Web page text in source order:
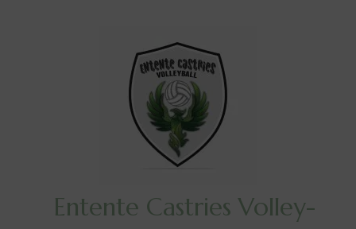
Entente Castries Volley-